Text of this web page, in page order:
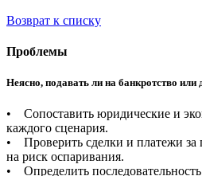
Возврат к списку
Проблемы
Неясно, подавать ли на банкротство или
• Сопоставить юридические и
каждого сценария.
• Проверить сделки и платежи
на риск оспаривания.
• Определить